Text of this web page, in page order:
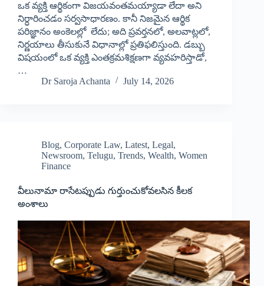
ఒక వ్యక్తి ఆర్థికంగా విజయవంతమయ్యాడా లేదా అని
నిర్ధారించడం సర్వసాధారణం. కానీ నిజమైన ఆర్థిక
పరిజ్ఞానం అంకెలల్లో లేదు; అది ప్రవర్తనలో, అలవాట్లలో,
నిర్ణయాలు తీసుకునే విధానాల్లో ప్రతిఫలిస్తుంది. డబ్బు
విషయంలో ఒక వ్యక్తి ఎంతక్రమశిక్షణగా వ్యవహరిస్తాడో,
…
Dr Saroja Achanta
July 14, 2026
Blog, Corporate Law, Latest, Legal,
Newsroom, Telugu, Trends, Wealth, Women
Finance
వీలునామా రాసేటప్పుడు గుర్తుంచుకోవలసిన కీలక
అంశాలు